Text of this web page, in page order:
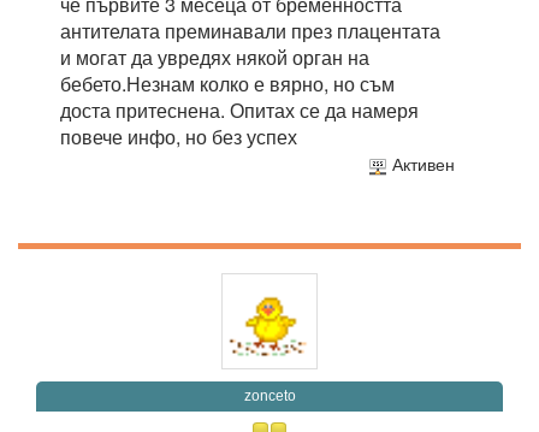
антителата преминавали през плацентата
и могат да увредях някой орган на
бебето.Незнам колко е вярно, но съм
доста притеснена. Опитах се да намеря
повече инфо, но без успех
Активен
zonceto